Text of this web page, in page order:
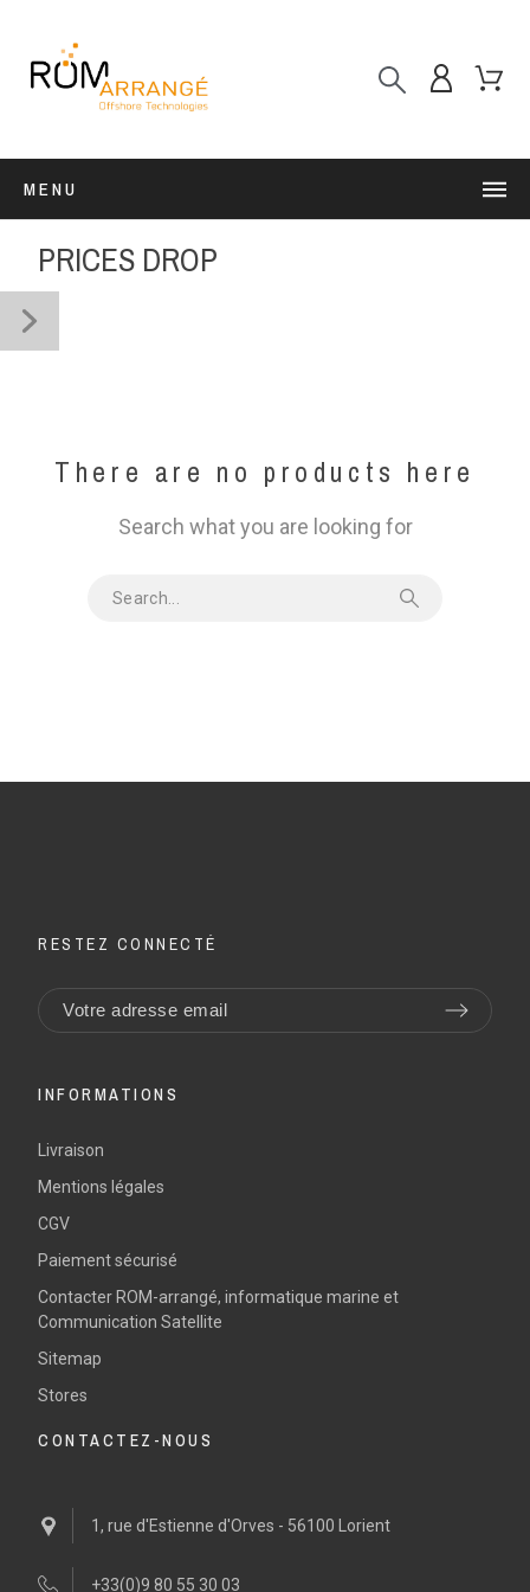
MENU
PRICES DROP
There are no products here
Search what you are looking for
RESTEZ CONNECTÉ
INFORMATIONS
Livraison
Mentions légales
CGV
Paiement sécurisé
Contacter ROM-arrangé, informatique marine et
Communication Satellite
Sitemap
Stores
CONTACTEZ-NOUS
1, rue d'Estienne d'Orves - 56100 Lorient
+33(0)9 80 55 30 03